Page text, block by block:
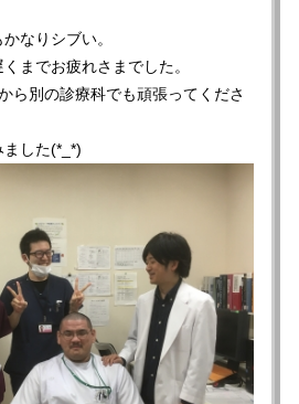
なりシブい。
までお疲れさまでした。
ら別の診療科でも頑張ってくださ
した(*_*)